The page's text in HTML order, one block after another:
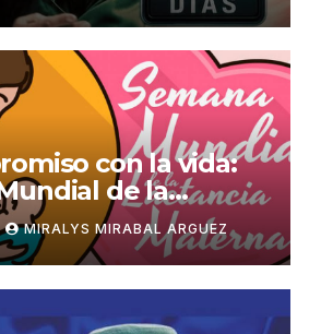
con la vida:
de la
Materna
MIRALYS MIRABAL ARGUEZ